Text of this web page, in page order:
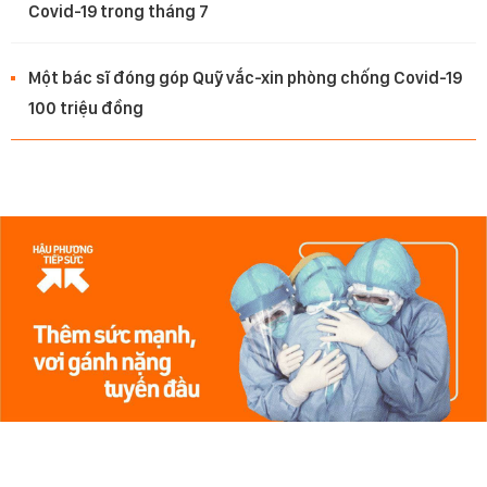
Covid-19 trong tháng 7
Một bác sĩ đóng góp Quỹ vắc-xin phòng chống Covid-19
100 triệu đồng